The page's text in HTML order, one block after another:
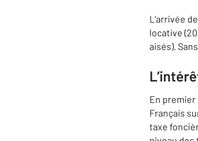
L’arrivée
locative
aisés).
En
Français
taxe